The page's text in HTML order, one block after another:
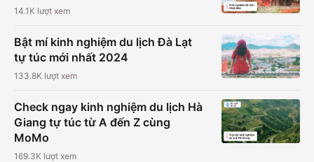
14.1K lượt xem
Bật mí kinh nghiệm du lịch Đà Lạt
tự túc mới nhất 2024
133.8K lượt xem
Check ngay kinh nghiệm du lịch Hà
Giang tự túc từ A đến Z cùng
MoMo
169.3K lượt xem